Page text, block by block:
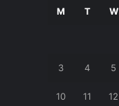
M T W
3 4 5
10 11 12